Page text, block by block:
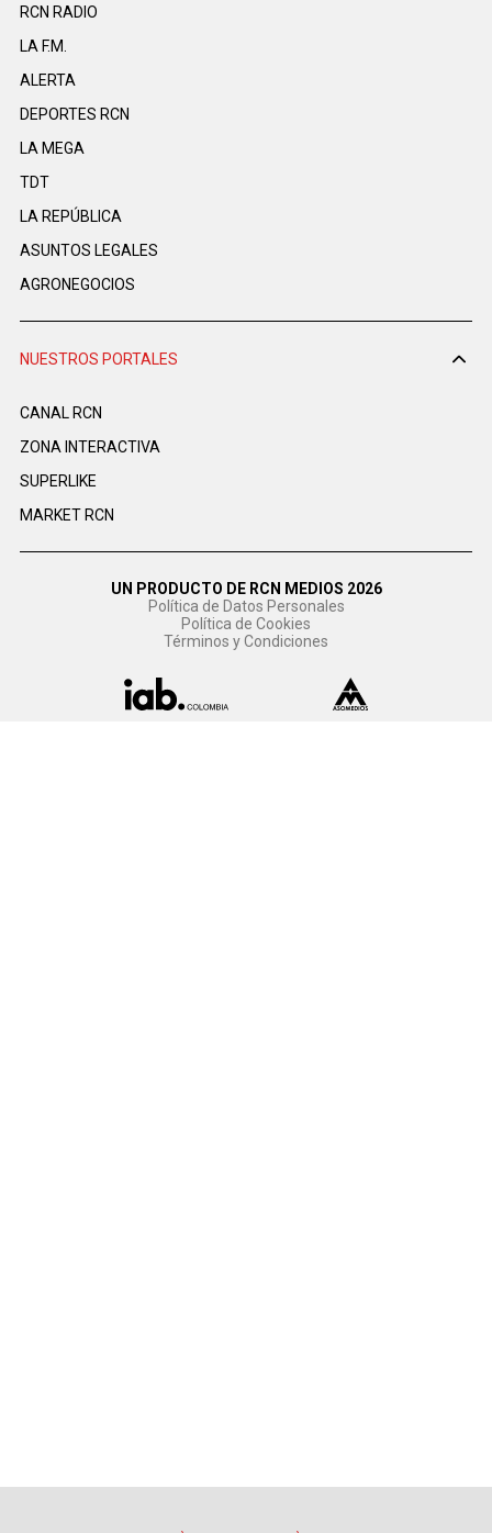
RCN RADIO
LA F.M.
ALERTA
DEPORTES RCN
LA MEGA
TDT
LA REPÚBLICA
ASUNTOS LEGALES
AGRONEGOCIOS
NUESTROS PORTALES
CANAL RCN
ZONA INTERACTIVA
SUPERLIKE
MARKET RCN
UN PRODUCTO DE RCN MEDIOS 2026
Política de Datos Personales
Política de Cookies
Términos y Condiciones